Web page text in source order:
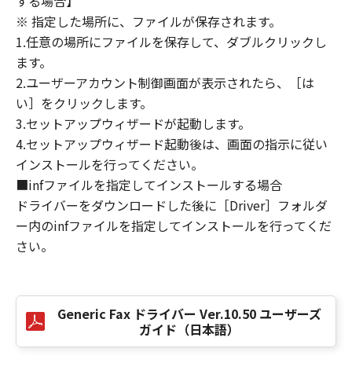
損害の可能性について知らされていた場合でも
同様です。
(3) キヤノン、キヤノンのライセンサー、キヤノ
ンの子会社、キヤノンの関連会社、それらの販
売代理店または販売店のいずれも、「本ソフト
ウェア」、または「本ソフトウェア」の使用に
起因または関連してお客様と第三者との間に生
じたいかなる紛争についても、一切責任を負わ
ないものとします。
８．契約期間
(1) 本契約書は、お客様が、『同意』を示す下
記のボタンをクリックした時点、または「本ソ
フトウェア」をインストールした時点で発効
(2) お客様は、「本ソフトウェア」およびその
複製物のすべてを廃棄および消去することによ
り、本契約書を終了させることができます。
※ 指定した場所に、ファイルが保存されます。
1.任意の場所にファイルを保存して、ダブルクリックし
ます。
2.ユーザーアカウント制御画面が表示されたら、［は
い］をクリックします。
3.セットアップウィザードが起動します。
4.セットアップウィザード起動後は、画面の指示に従い
インストールを行ってください。
■infファイルを指定してインストールする場合
ドライバーをダウンロードした後に［Driver］フォルダ
ー内のinfファイルを指定してインストールを行ってくだ
さい。
Generic Fax ドライバー Ver.10.50 ユーザーズ
ガイド（日本語）